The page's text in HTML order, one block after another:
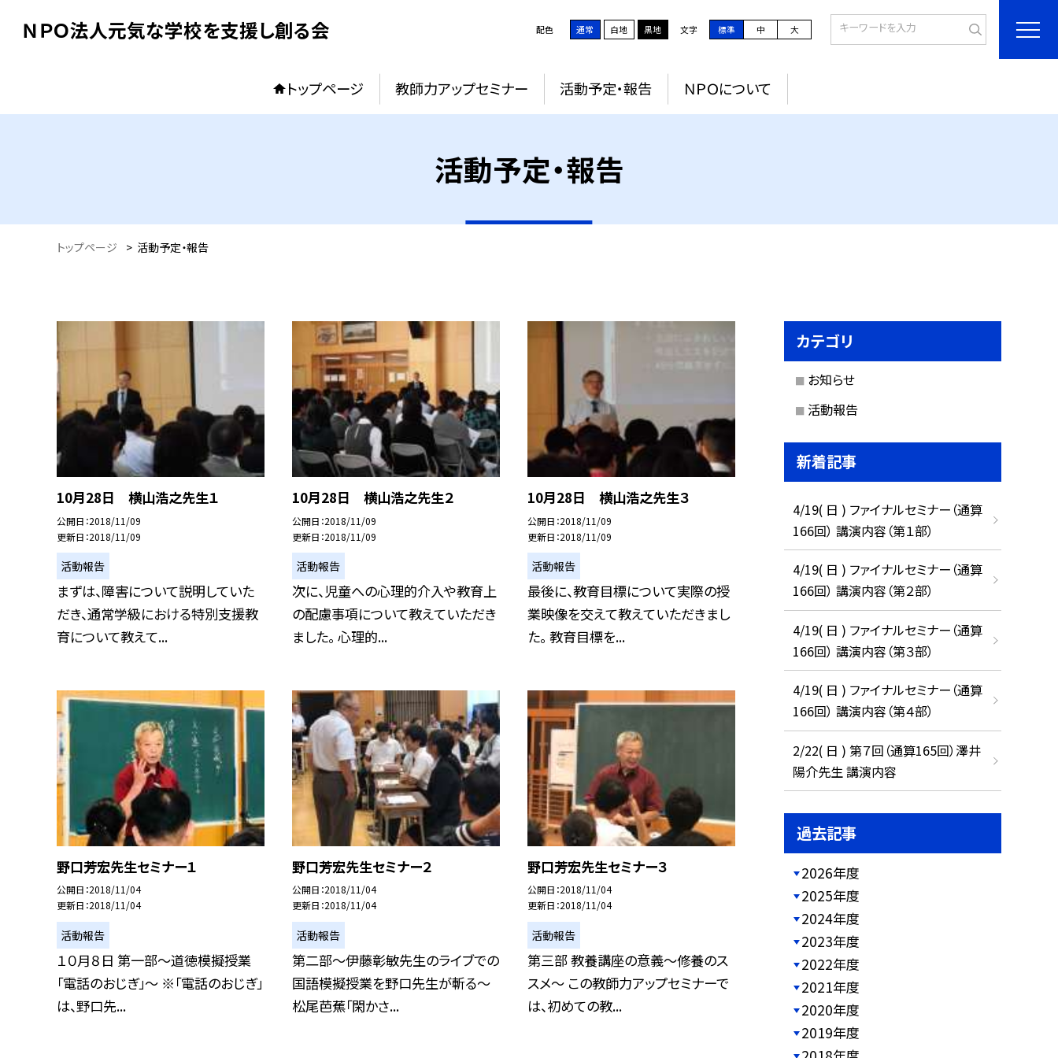
ＮＰＯ法人元気な学校を支援し創る会 配色 通常 白地 黒地 文字 標準 中 大
トップページ 教師力アップセミナー 活動予定・報告 ＮＰＯについて
活動予定・報告
トップページ > 活動予定・報告
10月28日 横山浩之先生１
公開日 2018/11/09
更新日 2018/11/09
活動報告
まずは、障害について説明していた
だき、通常学級における特別支援教
育について教えて...
10月28日 横山浩之先生２
公開日 2018/11/09
更新日 2018/11/09
活動報告
次に、児童への心理的介入や教育上
の配慮事項について教えていただき
ました。 心理的...
10月28日 横山浩之先生３
公開日 2018/11/09
更新日 2018/11/09
活動報告
最後に、教育目標について実際の授
業映像を交えて教えていただきまし
た。 教育目標を...
野口芳宏先生セミナー１
公開日 2018/11/04
更新日 2018/11/04
活動報告
１０月８日 第一部〜道徳模擬授業
「電話のおじぎ」〜 ※「電話のおじぎ」
は、野口先...
野口芳宏先生セミナー２
公開日 2018/11/04
更新日 2018/11/04
活動報告
第二部〜伊藤彰敏先生のライブでの
国語模擬授業を野口先生が斬る〜
松尾芭蕉「閑かさ...
野口芳宏先生セミナー３
公開日 2018/11/04
更新日 2018/11/04
活動報告
第三部 教養講座の意義〜修養のス
スメ〜 この教師力アップセミナーで
は、初めての教...
カテゴリ
お知らせ
活動報告
新着記事
4/19( 日 ) ファイナルセミナー（通算
166回） 講演内容（第１部）
4/19( 日 ) ファイナルセミナー（通算
166回） 講演内容（第２部）
4/19( 日 ) ファイナルセミナー（通算
166回） 講演内容（第３部）
4/19( 日 ) ファイナルセミナー（通算
166回） 講演内容（第４部）
2/22( 日 ) 第７回（通算165回）澤井
陽介先生 講演内容
過去記事
2026年度
2025年度
2024年度
2023年度
2022年度
2021年度
2020年度
2019年度